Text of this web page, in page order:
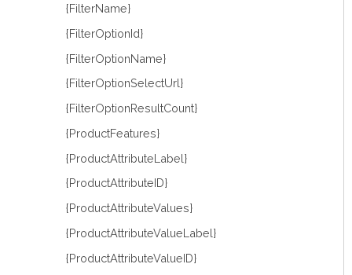
{FilterName}
{FilterOptionId}
{FilterOptionName}
{FilterOptionSelectUrl}
{FilterOptionResultCount}
{ProductFeatures}
{ProductAttributeLabel}
{ProductAttributeID}
{ProductAttributeValues}
{ProductAttributeValueLabel}
{ProductAttributeValueID}